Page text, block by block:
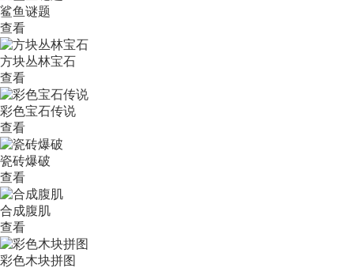
鲨鱼谜题
查看
方块丛林宝石
查看
彩色宝石传说
查看
瓷砖爆破
查看
合成腹肌
查看
彩色木块拼图